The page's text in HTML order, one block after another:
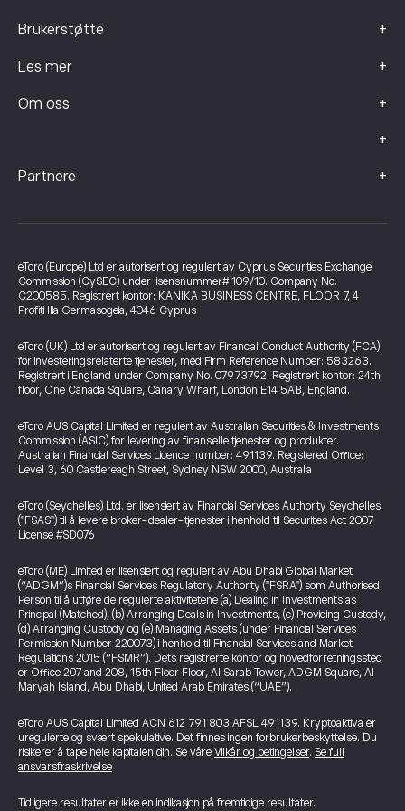
Brukerstøtte +
Les mer +
Om oss +
+
Partnere +
eToro (Europe) Ltd er autorisert og regulert av Cyprus Securities Exchange
Commission (CySEC) under lisensnummer# 109/10. Company No.
C200585. Registrert kontor: KANIKA BUSINESS CENTRE, FLOOR 7, 4
Profiti Ilia Germasogeia, 4046 Cyprus
eToro (UK) Ltd er autorisert og regulert av Financial Conduct Authority (FCA)
for investeringsrelaterte tjenester, med Firm Reference Number: 583263.
Registrert i England under Company No. 07973792. Registrert kontor: 24th
floor, One Canada Square, Canary Wharf, London E14 5AB, England.
eToro AUS Capital Limited er regulert av Australian Securities & Investments
Commission (ASIC) for levering av finansielle tjenester og produkter.
Australian Financial Services Licence number: 491139. Registered Office:
Level 3, 60 Castlereagh Street, Sydney NSW 2000, Australia
eToro (Seychelles) Ltd. er lisensiert av Financial Services Authority Seychelles
("FSAS") til å levere broker-dealer-tjenester i henhold til Securities Act 2007
License #SD076
eToro (ME) Limited er lisensiert og regulert av Abu Dhabi Global Market
(“ADGM”)s Financial Services Regulatory Authority ("FSRA") som Authorised
Person til å utføre de regulerte aktivitetene (a) Dealing in Investments as
Principal (Matched), (b) Arranging Deals in Investments, (c) Providing Custody,
(d) Arranging Custody og (e) Managing Assets (under Financial Services
Permission Number 220073) i henhold til Financial Services and Market
Regulations 2015 (“FSMR”). Dets registrerte kontor og hovedforretningssted
er Office 207 and 208, 15th Floor Floor, Al Sarab Tower, ADGM Square, Al
Maryah Island, Abu Dhabi, United Arab Emirates (“UAE”).
eToro AUS Capital Limited ACN 612 791 803 AFSL 491139. Kryptoaktiva er
uregulerte og svært spekulative. Det finnes ingen forbrukerbeskyttelse. Du
risikerer å tape hele kapitalen din. Se våre Vilkår og betingelser. Se full
ansvarsfraskrivelse
Tidligere resultater er ikke en indikasjon på fremtidige resultater.